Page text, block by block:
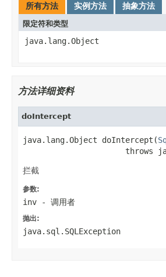
所有方法 实例方法 抽象方法
限定符和类型
java.lang.Object
方法详细资料
doIntercept
java.lang.Object doIntercept(
throws
拦截
参数:
inv - 调用者
抛出:
java.sql.SQLException